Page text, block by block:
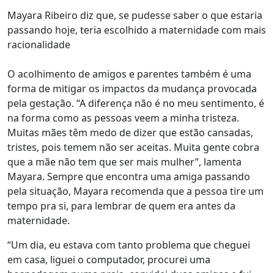
Mayara Ribeiro diz que, se pudesse saber o que estaria
passando hoje, teria escolhido a maternidade com mais
racionalidade
O acolhimento de amigos e parentes também é uma
forma de mitigar os impactos da mudança provocada
pela gestação. “A diferença não é no meu sentimento, é
na forma como as pessoas veem a minha tristeza.
Muitas mães têm medo de dizer que estão cansadas,
tristes, pois temem não ser aceitas. Muita gente cobra
que a mãe não tem que ser mais mulher”, lamenta
Mayara. Sempre que encontra uma amiga passando
pela situação, Mayara recomenda que a pessoa tire um
tempo pra si, para lembrar de quem era antes da
maternidade.
“Um dia, eu estava com tanto problema que cheguei
em casa, liguei o computador, procurei uma